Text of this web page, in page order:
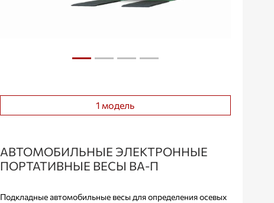
1 модель
АВТОМОБИЛЬНЫЕ ЭЛЕКТРОННЫЕ
ПОРТАТИВНЫЕ ВЕСЫ ВА-П
Подкладные автомобильные весы для определения осевых